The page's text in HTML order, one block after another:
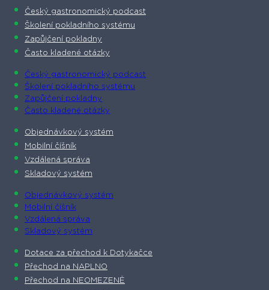
Český gastronomický podcast​
Školení pokladního systému
Zapůjčení pokladny
Často kladené otázky
Český gastronomický podcast​
Školení pokladního systému
Zapůjčení pokladny
Často kladené otázky
Objednávkový systém
Mobilní číšník
Vzdálená správa
Skladový systém
Objednávkový systém
Mobilní číšník
Vzdálená správa
Skladový systém
Dotace za přechod k Dotykačce
Přechod na NAPLNO
Přechod na NEOMEZENĚ